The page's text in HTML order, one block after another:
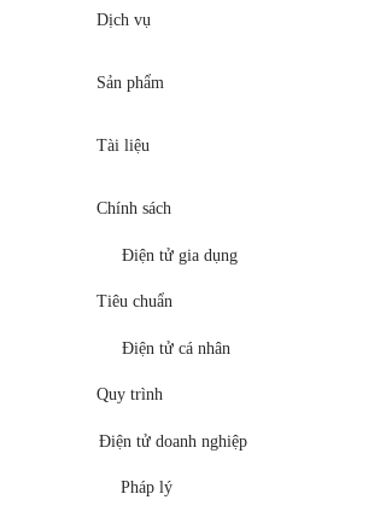
Dịch vụ
Sản phẩm
Tài liệu
Chính sách
Điện tử gia dụng
Tiêu chuẩn
Điện tử cá nhân
Quy trình
Điện tử doanh nghiệp
Pháp lý